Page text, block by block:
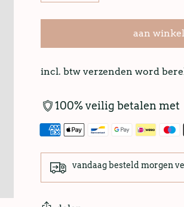
aan
incl. btw verzenden word
100% veilig betalen met
vandaag besteld morgen